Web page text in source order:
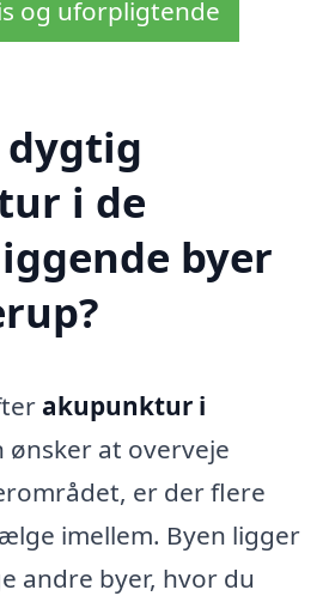
og uforpligtende
dygtig
i de
byer
akupunktur i
ønsker at overveje
er der flere
imellem. Byen ligger
andre byer, hvor du